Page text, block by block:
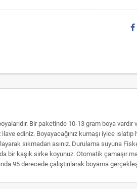
Bir paketinde 10-13 gram boya
ediniz. Boyayacağınız kumaşı iyice
sıkmadan asınız. Durulama suyuna
bir kaşık sirke koyunuz. Otomatik çamaşır
95 derecede çalıştırılarak boyama